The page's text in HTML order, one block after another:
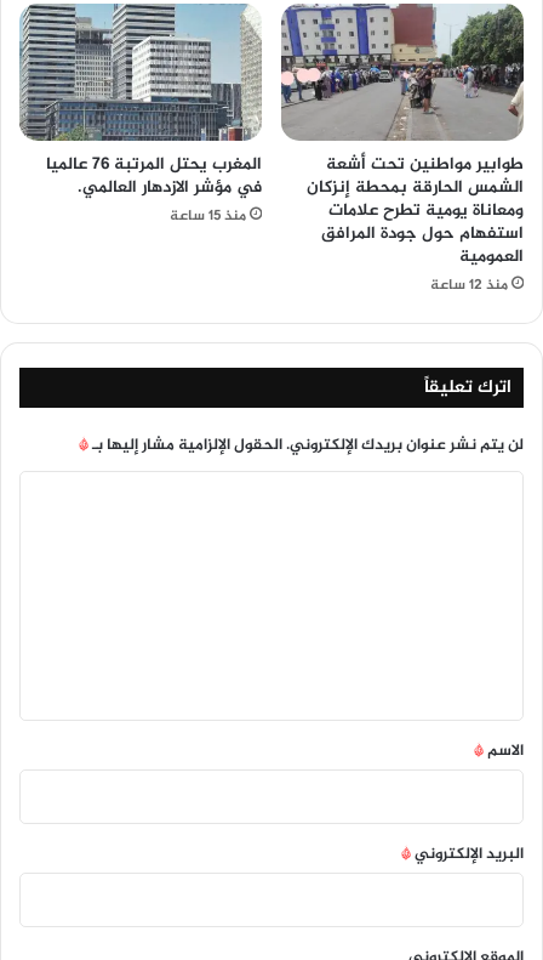
طوابير مواطنين تحت أشعة
الشمس الحارقة بمحطة إنزكان
ومعاناة يومية تطرح علامات
استفهام حول جودة المرافق
العمومية
منذ 12 ساعة
المغرب يحتل المرتبة 76 عالميا
في مؤشر الازدهار العالمي.
منذ 15 ساعة
اترك تعليقاً
لن يتم نشر عنوان بريدك الإلكتروني.الحقول الإلزامية مشار إليها بـ*
*
الاسم*
البريد الإلكتروني*